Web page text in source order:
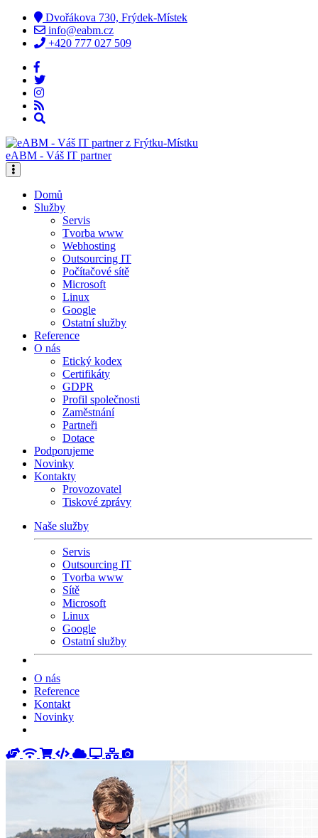
Dvořákova 730, Frýdek-Místek
info@eabm.cz
+420 777 027 509
eABM - Váš IT partner
Domů
Služby
Servis
Tvorba www
Webhosting
Outsourcing IT
Počítačové sítě
Microsoft
Linux
Google
Ostatní služby
Reference
O nás
Etický kodex
Certifikáty
GDPR
Profil společnosti
Zaměstnání
Partneři
Dotace
Podporujeme
Novinky
Kontakty
Provozovatel
Tiskové zprávy
Naše služby
Servis
Outsourcing IT
Tvorba www
Sítě
Microsoft
Linux
Google
Ostatní služby
O nás
Reference
Kontakt
Novinky